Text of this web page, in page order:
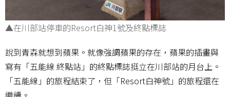
▲在川部站停車的Resort白神1號及終點標誌
說到青森就想到蘋果。就像強調蘋果的存在，蘋果的插畫與
寫有「五能線 終點站」的終點標誌挺立在川部站的月台上。
「五能線」的旅程結束了，但「Resort白神號」的旅程還在